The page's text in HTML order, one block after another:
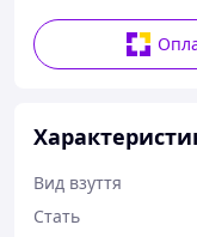
Вид взуття
Стать